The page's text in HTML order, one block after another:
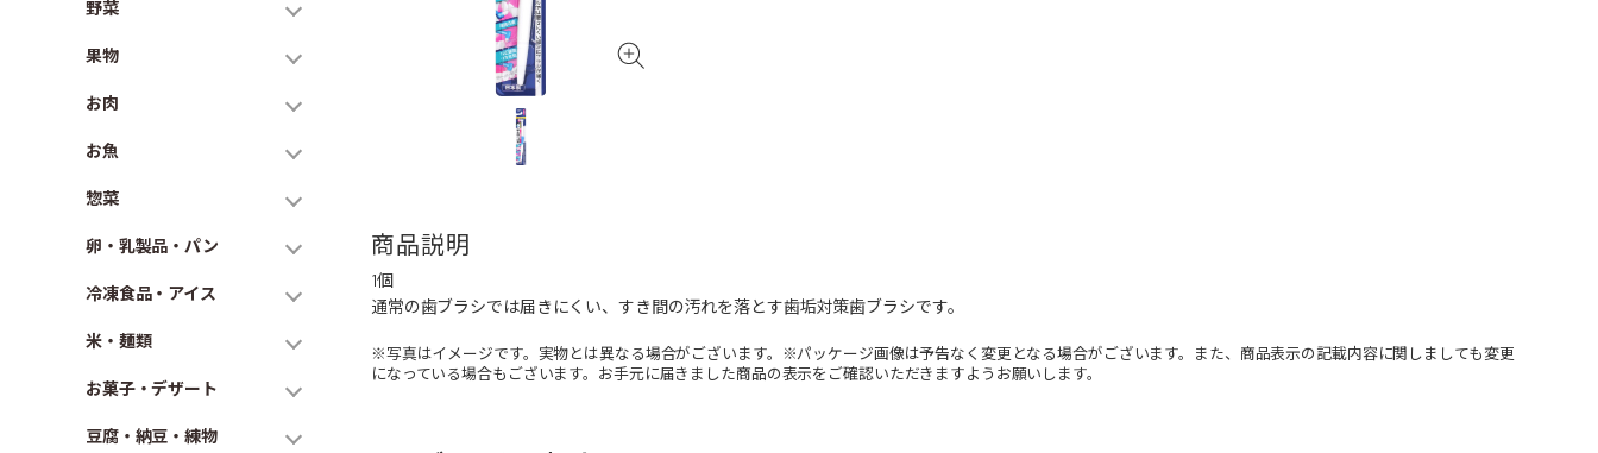
野菜
果物
お肉
お魚
惣菜
卵・乳製品・パン
冷凍食品・アイス
米・麺類
お菓子・デザート
豆腐・納豆・練物
商品説明
1個
通常の歯ブラシでは届きにくい、すき間の汚れを落とす歯垢対策歯ブラシです。
※写真はイメージです。実物とは異なる場合がございます。※パッケージ画像は予告なく変更となる場合がございます。また、商品表示の記載内容に関しましても変更
になっている場合もございます。お手元に届きました商品の表示をご確認いただきますようお願いします。